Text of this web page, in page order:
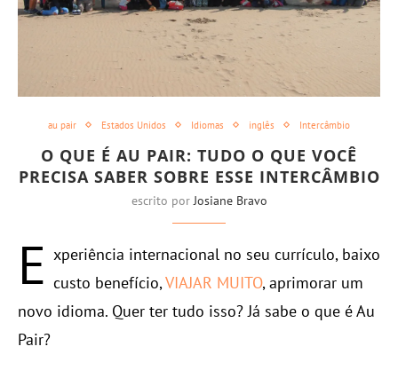
au pair Estados Unidos Idiomas inglês Intercâmbio
O QUE É AU PAIR: TUDO O QUE VOCÊ
PRECISA SABER SOBRE ESSE INTERCÂMBIO
escrito por Josiane Bravo
E xperiência internacional no seu currículo, baixo
custo benefício,VIAJAR MUITO, aprimorar um
novo idioma. Quer ter tudo isso? Já sabe o que é Au
Pair?